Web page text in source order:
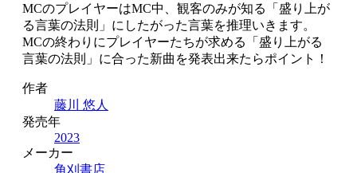
MCのプレイヤーはMC中、観客のみが知る「盛り上が
る言葉の法則」にしたがった言葉を推理いきます。
MCの終わりにプレイヤーたちが求める「盛り上がる
言葉の法則」に合った新曲を発表出来たらポイント！
作者
藤川 悠人
発売年
2023
メーカー
角刈書店